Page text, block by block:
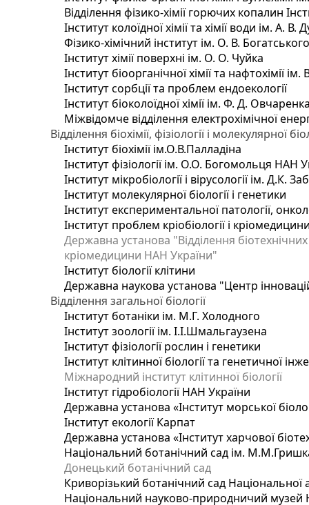
Відділення фізико-хімії горючих копалин
Інститут колоїдної хімії та хімії води ім. А.
Фізико-хімічний інститут ім. О. В.
Інститут хімії поверхні ім. О. О. Чуйка
Інститут біоорганічної хімії та нафтохімії
Інститут сорбції та проблем ендоекології
Інститут біоколоїдної хімії ім. Ф. Д.
Міжвідомче відділення електрохімічної
Відділення біохімії, фізіології і молекулярної
Інститут біохімії ім.О.В.Палладіна
Інститут фізіології ім. О.О. Богомольця НАН
Інститут мікробіології і вірусології ім. Д.К.
Інститут молекулярної біології і генетики
Інститут експериментальної патології,
Інститут проблем кріобіології і
Державна установа "Відділення
кріомедицини НАН України"
Інститут біології клітини
Державна наукова установа "Центр
Відділення загальної біології
Інститут ботаніки ім. М.Г. Холодного
Інститут зоології ім. І.І.Шмальгаузена
Інститут фізіології рослин і генетики
Інститут клітинної біології та генетичної
Міжнародний інститут клітинної біології
Інститут гідробіології НАН України
Державна установа «Інститут морської
Інститут екології Карпат
Державна установа «Інститут харчової
Національний ботанічний сад ім.
Донецький ботанічний сад
Криворізький ботанічний сад Національної
Національний науково-природничий музей